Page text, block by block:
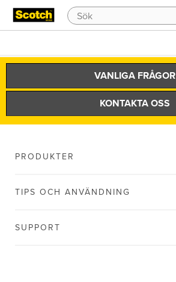
VANLIGA FRÅGOR
KONTAKTA OSS
PRODUKTER
TIPS OCH ANVÄNDNING
SUPPORT